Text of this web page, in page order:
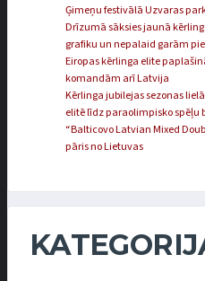
Ģimeņu festivālā Uzvaras
Drīzumā sāksies jaunā
grafiku un nepalaid garām
Eiropas kērlinga elite
komandām arī Latvija
Kērlinga jubilejas sezonas
elitē līdz paraolimpisko spēļu
“Balticovo Latvian Mixed
pāris no Lietuvas